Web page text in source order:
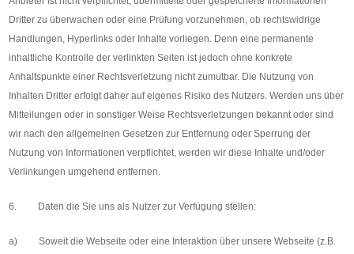
Dritter zu überwachen oder eine Prüfung vorzunehmen, ob rechtswidrige
Handlungen, Hyperlinks oder Inhalte vorliegen. Denn eine permanente
inhaltliche Kontrolle der verlinkten Seiten ist jedoch ohne konkrete
Anhaltspunkte einer Rechtsverletzung nicht zumutbar. Die Nutzung von
Inhalten Dritter erfolgt daher auf eigenes Risiko des Nutzers. Werden uns über
Mitteilungen oder in sonstiger Weise Rechtsverletzungen bekannt oder sind
wir nach den allgemeinen Gesetzen zur Entfernung oder Sperrung der
Nutzung von Informationen verpflichtet, werden wir diese Inhalte und/oder
Verlinkungen umgehend entfernen.
6. Daten die Sie uns als Nutzer zur Verfügung stellen:
a) Soweit die Webseite oder eine Interaktion über unsere Webseite (z.B.